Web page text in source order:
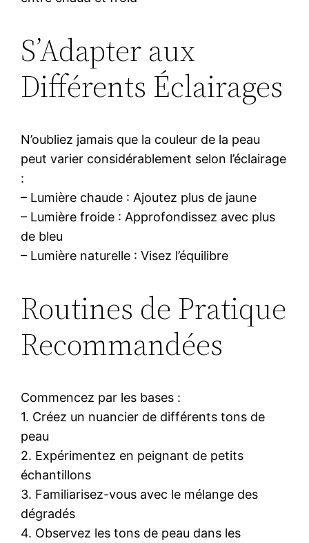
S’Adapter aux
Différents Éclairages
N’oubliez jamais que la couleur de la peau
peut varier considérablement selon l’éclairage
:
– Lumière chaude : Ajoutez plus de jaune
– Lumière froide : Approfondissez avec plus
de bleu
– Lumière naturelle : Visez l’équilibre
Routines de Pratique
Recommandées
Commencez par les bases :
1. Créez un nuancier de différents tons de
peau
2. Expérimentez en peignant de petits
échantillons
3. Familiarisez-vous avec le mélange des
dégradés
4. Observez les tons de peau dans les